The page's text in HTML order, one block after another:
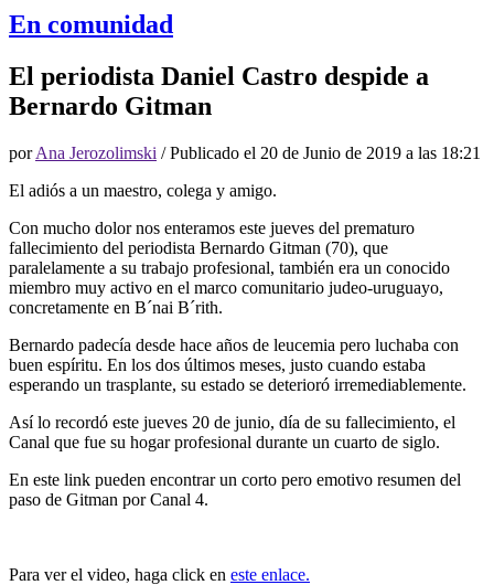
En comunidad
El periodista Daniel Castro despide a
Bernardo Gitman
porAna Jerozolimski / Publicado el 20 de Junio de 2019 a las 18:21
El adiós a un maestro, colega y amigo.
Con mucho dolor nos enteramos este jueves del prematuro
fallecimiento del periodista Bernardo Gitman (70), que
paralelamente a su trabajo profesional, también era un conocido
miembro muy activo en el marco comunitario judeo-uruguayo,
concretamente en B´nai B´rith.
Bernardo padecía desde hace años de leucemia pero luchaba con
buen espíritu. En los dos últimos meses, justo cuando estaba
esperando un trasplante, su estado se deterioró irremediablemente.
Así lo recordó este jueves 20 de junio, día de su fallecimiento, el
Canal que fue su hogar profesional durante un cuarto de siglo.
En este link pueden encontrar un corto pero emotivo resumen del
paso de Gitman por Canal 4.
Para ver el video, haga click en este enlace.